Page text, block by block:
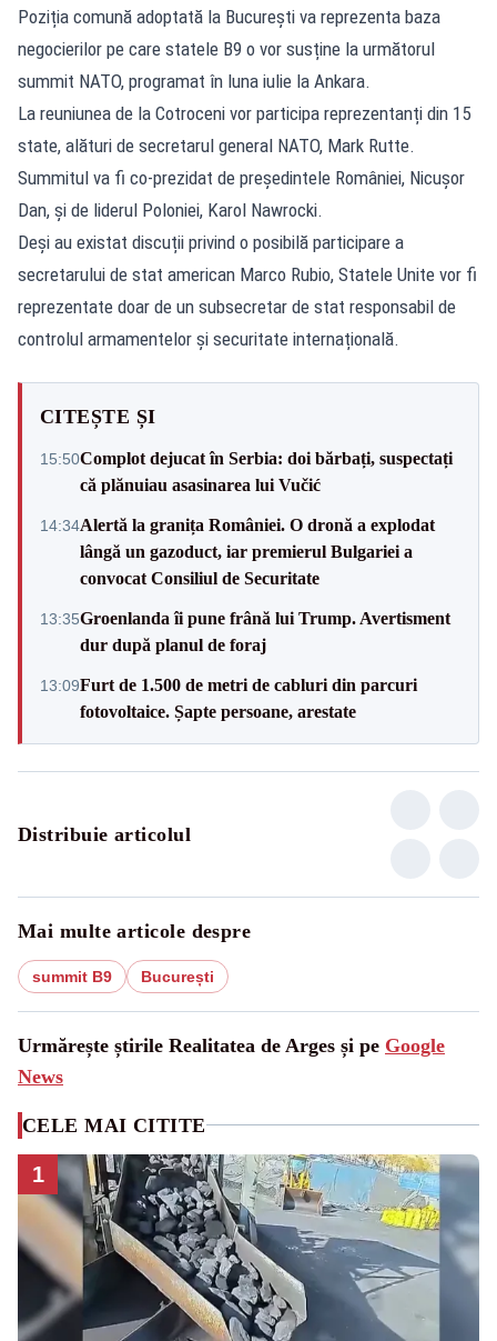
Poziția comună adoptată la București va reprezenta baza
negocierilor pe care statele B9 o vor susține la următorul
summit NATO, programat în luna iulie la Ankara.
La reuniunea de la Cotroceni vor participa reprezentanți din 15
state, alături de secretarul general NATO, Mark Rutte.
Summitul va fi co-prezidat de președintele României, Nicușor
Dan, și de liderul Poloniei, Karol Nawrocki.
Deși au existat discuții privind o posibilă participare a
secretarului de stat american Marco Rubio, Statele Unite vor fi
reprezentate doar de un subsecretar de stat responsabil de
controlul armamentelor și securitate internațională.
CITEȘTE ȘI
15:50Complot dejucat în Serbia: doi bărbați, suspectați
că plănuiau asasinarea lui Vučić
14:34Alertă la granița României. O dronă a explodat
lângă un gazoduct, iar premierul Bulgariei a
convocat Consiliul de Securitate
13:35Groenlanda îi pune frână lui Trump. Avertisment
dur după planul de foraj
13:09Furt de 1.500 de metri de cabluri din parcuri
fotovoltaice. Șapte persoane, arestate
Distribuie articolul
Mai multe articole despre
summit B9 București
Urmărește știrile Realitatea de Arges și pe Google
News
CELE MAI CITITE
1